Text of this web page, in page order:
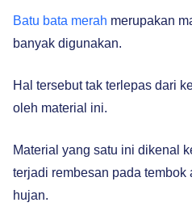
Batu bata merah merupakan
banyak digunakan.
Hal tersebut tak terlepas dari
oleh material ini.
Material yang satu ini dikenal
terjadi rembesan pada tembok
hujan.